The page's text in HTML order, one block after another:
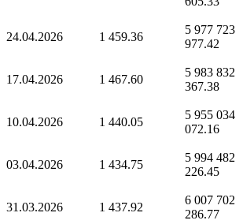
24.04.2026 1 459.36
5 977 723
977.42
17.04.2026 1 467.60
5 983 832
367.38
10.04.2026 1 440.05
5 955 034
072.16
03.04.2026 1 434.75
5 994 482
226.45
31.03.2026 1 437.92
6 007 702
286.77